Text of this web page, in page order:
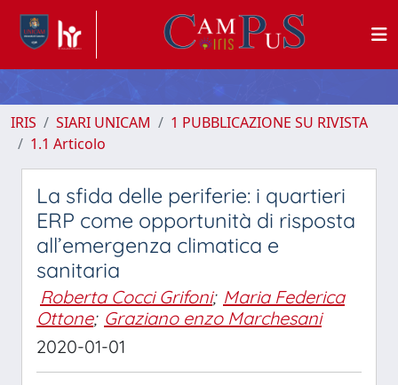
IRIS SIARI UNICAM
1 PUBBLICAZIONE SU RIVISTA
1.1 Articolo
La sfida delle periferie: i quartieri
ERP come opportunità di risposta
all’emergenza climatica e
sanitaria
Roberta Cocci Grifoni; Maria Federica
Ottone; Graziano enzo Marchesani
2020-01-01